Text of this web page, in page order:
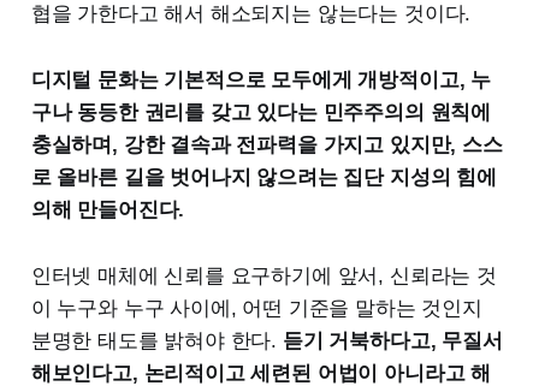
협을 가한다고 해서 해소되지는 않는다는 것이다.
디지털 문화는 기본적으로 모두에게 개방적이고, 누
구나 동등한 권리를 갖고 있다는 민주주의의 원칙에
충실하며, 강한 결속과 전파력을 가지고 있지만, 스스
로 올바른 길을 벗어나지 않으려는 집단 지성의 힘에
의해 만들어진다.
인터넷 매체에 신뢰를 요구하기에 앞서, 신뢰라는 것
이 누구와 누구 사이에, 어떤 기준을 말하는 것인지
분명한 태도를 밝혀야 한다. 듣기 거북하다고, 무질서
해보인다고, 논리적이고 세련된 어법이 아니라고 해